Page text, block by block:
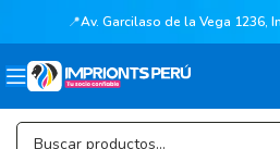
📍Av. Garcilaso de la Vega 1236,